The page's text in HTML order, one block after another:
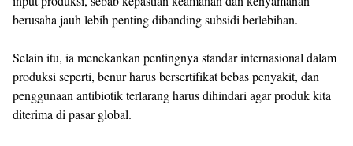
berusaha jauh lebih penting dibanding subsidi berlebihan.
Selain itu, ia menekankan pentingnya standar internasional dalam
produksi seperti, benur harus bersertifikat bebas penyakit, dan
penggunaan antibiotik terlarang harus dihindari agar produk kita
diterima di pasar global.